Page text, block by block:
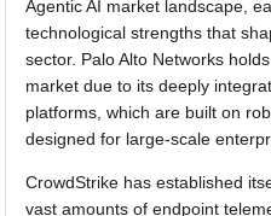
Agentic AI market landscape,
technological strengths that
sector. Palo Alto Networks
market due to its deeply
platforms, which are built on
designed for large-scale
CrowdStrike has established
vast amounts of endpoint